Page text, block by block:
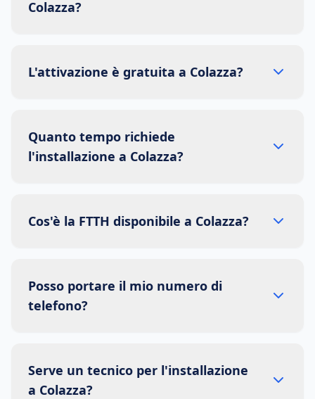
Colazza?
L'attivazione è gratuita a Colazza?
Quanto tempo richiede
l'installazione a Colazza?
Cos'è la FTTH disponibile a Colazza?
Posso portare il mio numero di
telefono?
Serve un tecnico per l'installazione
a Colazza?